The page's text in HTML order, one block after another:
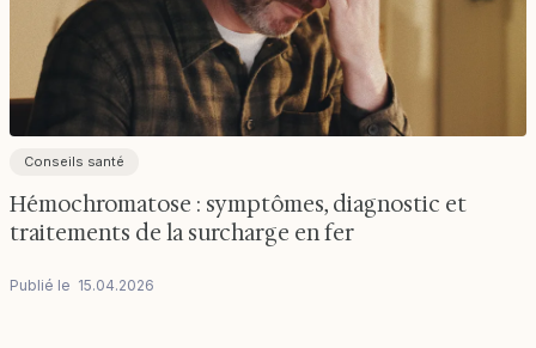
Conseils santé
Hémochromatose : symptômes, diagnostic et
traitements de la surcharge en fer
Publié le 15.04.2026